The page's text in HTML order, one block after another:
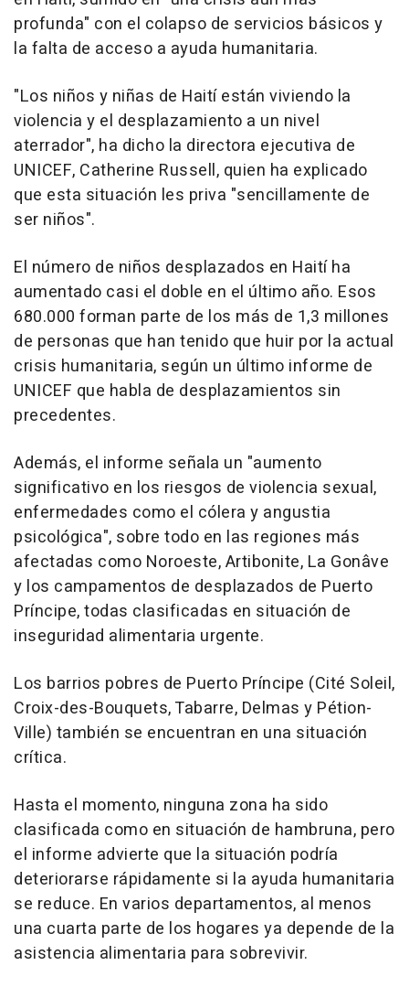
profunda" con el colapso de servicios básicos y
la falta de acceso a ayuda humanitaria.
"Los niños y niñas de Haití están viviendo la
violencia y el desplazamiento a un nivel
aterrador", ha dicho la directora ejecutiva de
UNICEF, Catherine Russell, quien ha explicado
que esta situación les priva "sencillamente de
ser niños".
El número de niños desplazados en Haití ha
aumentado casi el doble en el último año. Esos
680.000 forman parte de los más de 1,3 millones
de personas que han tenido que huir por la actual
crisis humanitaria, según un último informe de
UNICEF que habla de desplazamientos sin
precedentes.
Además, el informe señala un "aumento
significativo en los riesgos de violencia sexual,
enfermedades como el cólera y angustia
psicológica", sobre todo en las regiones más
afectadas como Noroeste, Artibonite, La Gonâve
y los campamentos de desplazados de Puerto
Príncipe, todas clasificadas en situación de
inseguridad alimentaria urgente.
Los barrios pobres de Puerto Príncipe (Cité Soleil,
Croix-des-Bouquets, Tabarre, Delmas y Pétion-
Ville) también se encuentran en una situación
crítica.
Hasta el momento, ninguna zona ha sido
clasificada como en situación de hambruna, pero
el informe advierte que la situación podría
deteriorarse rápidamente si la ayuda humanitaria
se reduce. En varios departamentos, al menos
una cuarta parte de los hogares ya depende de la
asistencia alimentaria para sobrevivir.